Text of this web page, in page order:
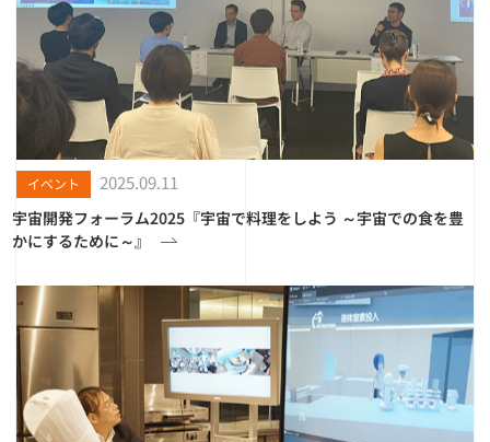
イベント 2025.09.11
宇宙開発フォーラム2025『宇宙で料理をしよう ～宇宙での食を豊
かにするために～』